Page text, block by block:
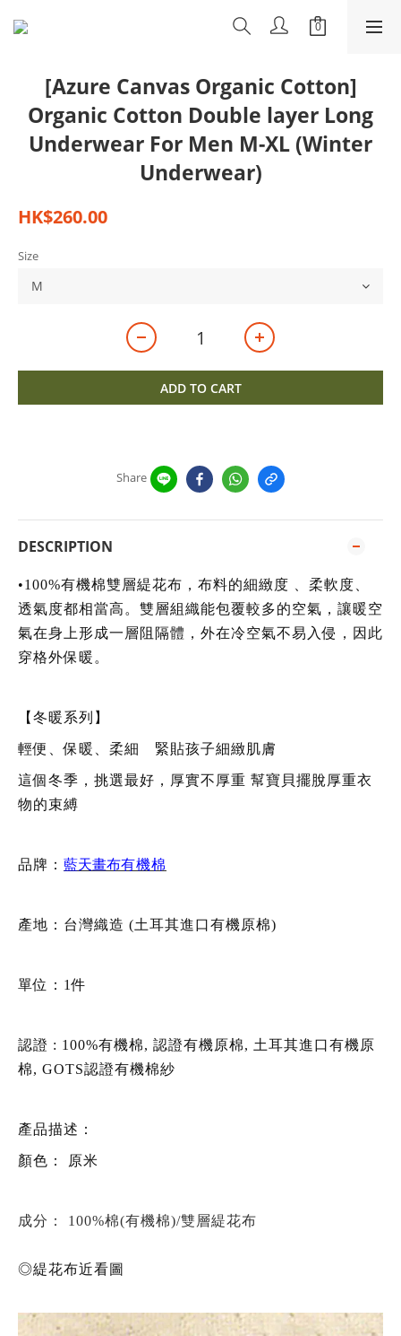
[Azure Canvas Organic Cotton]
Organic Cotton Double layer Long
Underwear For Men M-XL (Winter
Underwear)
HK$260.00
Size
ADD TO CART
Share
DESCRIPTION
•100%有機棉雙層緹花布，布料的細緻度 、柔軟度、
透氣度都相當高。雙層組織能包覆較多的空氣，讓暖空
氣在身上形成一層阻隔體，外在冷空氣不易入侵，因此
穿格外保暖。
【冬暖系列】
輕便、保暖、柔細 緊貼孩子細緻肌膚
這個冬季，挑選最好，厚實不厚重 幫寶貝擺脫厚重衣
物的束縛
品牌： 藍天畫布有機棉
產地：台灣織造 (土耳其進口有機原棉)
單位：1件
認證 : 100%有機棉, 認證有機原棉, 土耳其進口有機原
棉, GOTS認證有機棉紗
產品描述：
顏色： 原米
成分： 100%棉(有機棉)/雙層緹花布
◎緹花布近看圖